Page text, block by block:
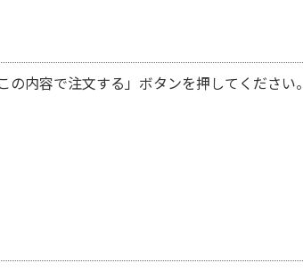
内容で注文する」ボタンを押してください。